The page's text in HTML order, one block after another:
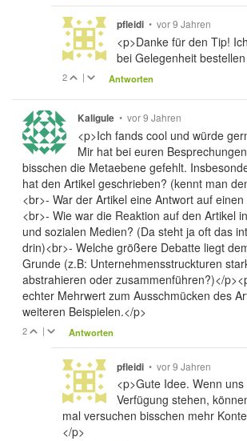
pfleidi • vor 9 Jahren
<p>Danke für den Tip!
bei Gelegenheit
2 | Antworten
Kaligule • vor 9 Jahren
<p>Ich fands cool und würde
Mir hat bei euren
bisschen die Metaebene gefehlt.
hat den Artikel geschrieben? (kennt man
<br>- War der Artikel eine Antwort auf
<br>- Wie war die Reaktion auf den Artikel
und sozialen Medien? (Da steht ja oft das
drin)<br>- Welche größere Debatte liegt
Grunde (z.B: Unternehmensstruckturen
abstrahieren oder zusammenführen?)</
echter Mehrwert zum Ausschmücken des
weiteren Beispielen.</p>
2 | Antworten
pfleidi • vor 9 Jahren
<p>Gute Idee. Wenn
Verfügung stehen,
mal versuchen bisschen mehr
</p>